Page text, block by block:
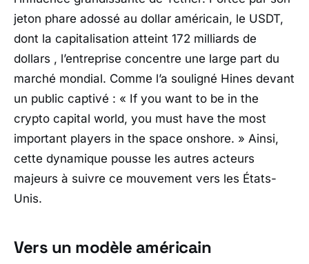
jeton phare adossé au dollar américain, le USDT,
dont la capitalisation atteint 172 milliards de
dollars , l’entreprise concentre une large part du
marché mondial. Comme l’a souligné Hines devant
un public captivé : « If you want to be in the
crypto capital world, you must have the most
important players in the space onshore. » Ainsi,
cette dynamique pousse les autres acteurs
majeurs à suivre ce mouvement vers les États-
Unis.
Vers un modèle américain